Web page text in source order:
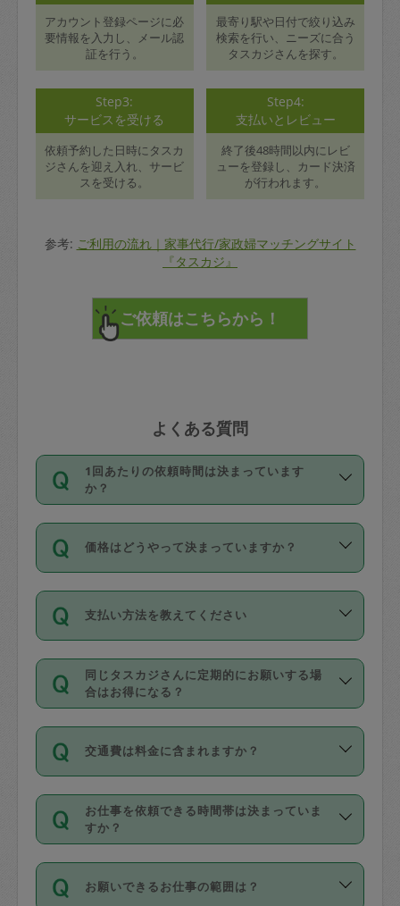
アカウント登録ページに必
要情報を入力し、メール認
証を行う。
最寄り駅や日付で絞り込み
検索を行い、ニーズに合う
タスカジさんを探す。
Step3:
サービスを受ける
依頼予約した日時にタスカ
ジさんを迎え入れ、サービ
スを受ける。
Step4:
支払いとレビュー
終了後48時間以内にレビ
ューを登録し、カード決済
が行われます。
参考: ご利用の流れ｜家事代行/家政婦マッチングサイト
『タスカジ』
よくある質問
1回あたりの依頼時間は決まっています
か？
依頼1回につき3時間固定です。3時間を
超えて依頼したい場合は、延長機能をご
利用ください。機能をご利用いただくに
の上事前申請することが必要です。な
お、3時間を下回っても、値引き等はござ
いません。
価格はどうやって決まっていますか？
11種類の価格帯の中からタスカジさん自
身が価格を選んで設定しています。
タスカジさんの価格設定には最初は制限
があり、レビュー件数、レビューの平均
値、などで除々に設定可能な最高額が上
がっていく仕組みになっています。
支払い方法を教えてください
お支払方法はクレジットカード（Visa／
Master／JCB／AMERICAN EXPRESS／
Diners Club）のみとなります。
を行う際にご入力ください。プロフィー
ル登録時にはご入力いただかなくても大
丈夫です。
デビットカード・プリペイドカード（Vプ
リカ、au WALLETなど）は支払にはご利
銀行振込や現金払いも対応していませ
同じタスカジさんに定期的にお願いする場
合はお得になる？
依頼には「スポット」と「定期（毎週｜
隔週）」があり、「定期」の依頼は「ス
ポット」よりお得な料金でご利用できま
す。
定期の最低利用回数は設けていない代わ
りに、一定数を超えたキャンセルは有償
交通費は料金に含まれますか？
交通費は依頼料金とは別途発生し、依頼
料金のご請求と合わせてお支払いとなり
ます。交通費の金額は「依頼の詳細」に
お仕事を依頼できる時間帯は決まっていま
すか？
時間帯は3種類あります。いずれも１回あ
たり３時間です。
お願いできるお仕事の範囲は？